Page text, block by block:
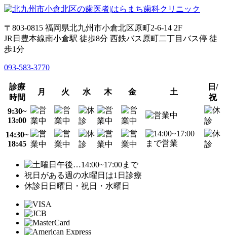
〒803-0815 福岡県北九州市小倉北区原町2-6-14 2F
JR日豊本線南小倉駅 徒歩8分 西鉄バス原町二丁目バス停 徒
歩1分
093-583-3770
診療
時間
月 火 水 木 金 土
日/
祝
9:30~
13:00
14:30~
18:45
…14:00~17:00まで
祝日がある週の水曜日は1日診療
休診日 日曜日・祝日・水曜日